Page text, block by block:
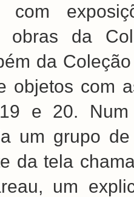
com
obras da
da
objetos com
e 20.
um grupo
da tela
um